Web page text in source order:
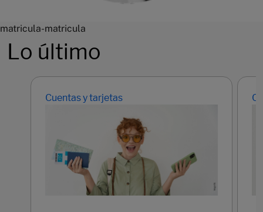
matricula-matricula
Lo último
Cuentas y tarjetas